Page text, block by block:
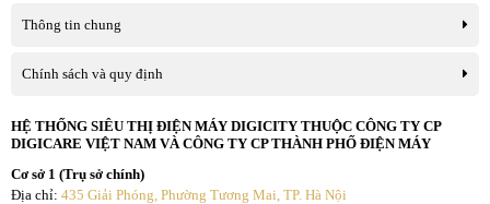
Thông tin chung
Chính sách và quy định
HỆ THỐNG SIÊU THỊ ĐIỆN MÁY DIGICITY THUỘC CÔNG TY CP
DIGICARE VIỆT NAM VÀ CÔNG TY CP THÀNH PHỐ ĐIỆN MÁY
Cơ sở 1 (Trụ sở chính)
Địa chỉ: 435 Giải Phóng, Phường Tương Mai, TP. Hà Nội